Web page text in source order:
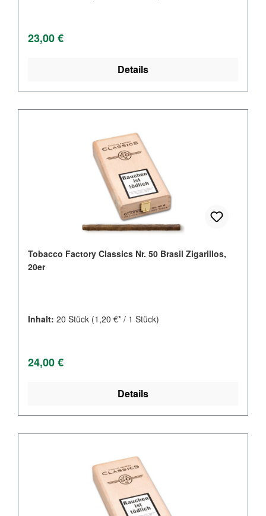
Regulärer Preis:
23,00 €
Details
Tobacco Factory Classics Nr. 50 Brasil Zigarillos,
20er
Inhalt: 20 Stück (1,20 €* / 1 Stück)
Regulärer Preis:
24,00 €
Details